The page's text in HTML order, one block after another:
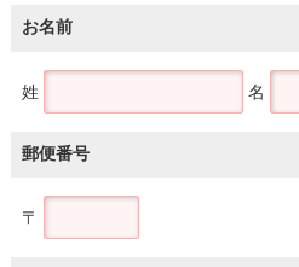
お名前
姓 名
郵便番号
〒